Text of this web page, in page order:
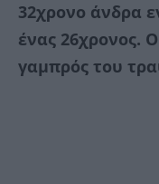
32χρονο άνδρα
ένας 26χρονος.
γαμπρός του